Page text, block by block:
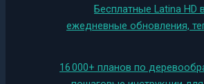
Бесплатные Latina HD
ежедневные обновления,
16 000+ планов по